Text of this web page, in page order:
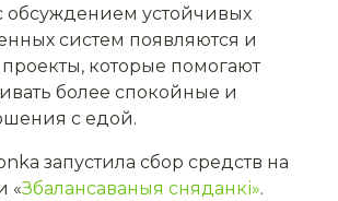
обсуждением устойчивых
систем появляются и
которые помогают
более спокойные и
с едой.
запустила сбор средств на
«Збалансаваныя сняданкі».